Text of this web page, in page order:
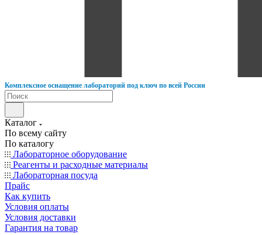
Комплексное оснащение лабораторий под ключ по всей России
Каталог
По всему сайту
По каталогу
Лабораторное оборудование
Реагенты и расходные материалы
Лабораторная посуда
Прайс
Как купить
Условия оплаты
Условия доставки
Гарантия на товар